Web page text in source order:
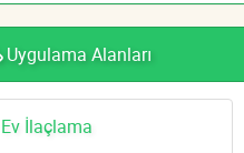
Uygulama Alanları
Ev İlaçlama